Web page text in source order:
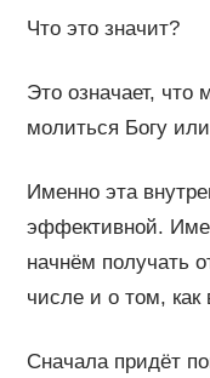
Что это значит?
Это означает,
молиться Богу
Именно эта
эффективной.
начнём получать
числе и о том, как
Сначала придёт